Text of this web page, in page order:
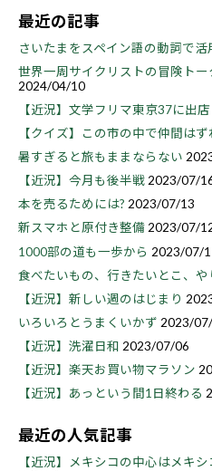
最近の記事
さいたまをスペイン語の動詞で活
世界一周サイクリストの冒険ト
2024/04/10
【近況】文学フリマ東京37に出
【クイズ】この市の中で仲間は
暑すぎると旅もままならない
【近況】今月も後半戦 2023/07/
本を売るためには? 2023/07/13
新スマホと原付き整備2023/07/
1000部の道も一歩から 2023/07/
食べたいもの、行きたいとこ、や
【近況】新しい週のはじまり
いろいろとうまくいかず 2023/
【近況】洗濯日和 2023/07/06
【近況】楽天お買い物マラソン
【近況】あっという間1日終わる
最近の人気記事
【近況】メキシコの中心はメキシ